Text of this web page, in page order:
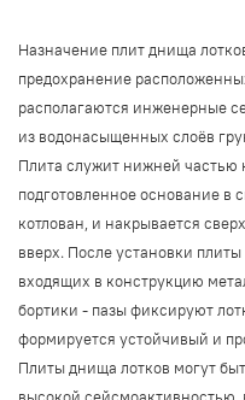
Назначение плит днища
предохранение
располагаются инженерные
из водонасыщенных слоёв
Плита служит нижней частью
подготовленное основание в
котлован, и накрывается
вверх. После установки
входящих в конструкцию
бортики - пазы фиксируют
формируется устойчивый и
Плиты днища лотков могут